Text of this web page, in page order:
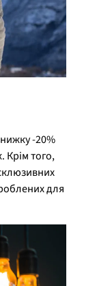
-20%
Крім того,
для